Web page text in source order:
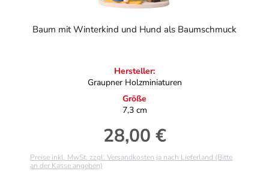
Baum mit Winterkind und Hund als Baumschmuck
Hersteller:
Graupner Holzminiaturen
Größe
7,3 cm
Regulärer Preis:
28,00 €
Preise inkl. MwSt. zzgl. Versandkosten ja nach Lieferland (Bitte
an der Kasse angeben)